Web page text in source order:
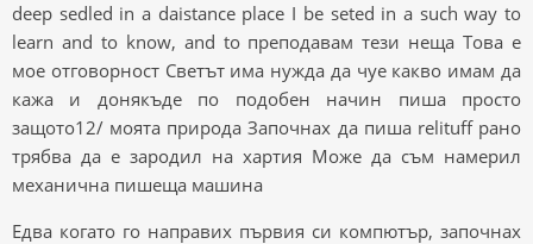
deep sedled in a daistance place I be seted in a such way to
learn and to know, and to преподавам тези неща Това е
мое отговорност Светът има нужда да чуе какво имам да
кажа и донякъде по подобен начин пиша просто
защото12/ моята природа Започнах да пиша relituff рано
трябва да е зародил на хартия Може да съм намерил
механична пишеща машина
Едва когато го направих първия си компютър, започнах